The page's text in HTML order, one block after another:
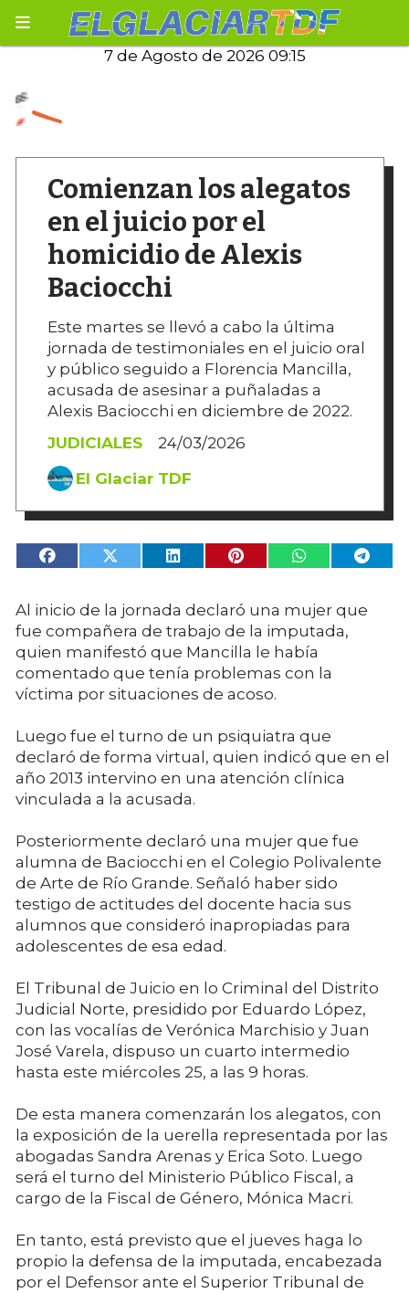
7 de Agosto de 2026 09:15
Comienzan los alegatos
en el juicio por el
homicidio de Alexis
Baciocchi
Este martes se llevó a cabo la última
jornada de testimoniales en el juicio oral
y público seguido a Florencia Mancilla,
acusada de asesinar a puñaladas a
Alexis Baciocchi en diciembre de 2022.
JUDICIALES
24/03/2026
El Glaciar TDF
Al inicio de la jornada declaró una mujer que
fue compañera de trabajo de la imputada,
quien manifestó que Mancilla le había
comentado que tenía problemas con la
víctima por situaciones de acoso.
Luego fue el turno de un psiquiatra que
declaró de forma virtual, quien indicó que en el
año 2013 intervino en una atención clínica
vinculada a la acusada.
Posteriormente declaró una mujer que fue
alumna de Baciocchi en el Colegio Polivalente
de Arte de Río Grande. Señaló haber sido
testigo de actitudes del docente hacia sus
alumnos que consideró inapropiadas para
adolescentes de esa edad.
El Tribunal de Juicio en lo Criminal del Distrito
Judicial Norte, presidido por Eduardo López,
con las vocalías de Verónica Marchisio y Juan
José Varela, dispuso un cuarto intermedio
hasta este miércoles 25, a las 9 horas.
De esta manera comenzarán los alegatos, con
la exposición de la uerella representada por las
abogadas Sandra Arenas y Erica Soto. Luego
será el turno del Ministerio Público Fiscal, a
cargo de la Fiscal de Género, Mónica Macri.
En tanto, está previsto que el jueves haga lo
propio la defensa de la imputada, encabezada
por el Defensor ante el Superior Tribunal de